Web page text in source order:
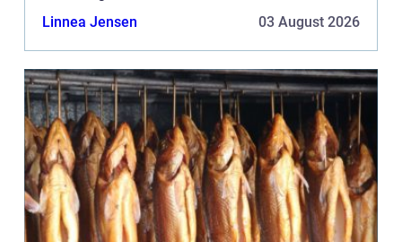
så nemt er det ikke at male. Uanset hvor me...
Linnea Jensen 03 August 2026